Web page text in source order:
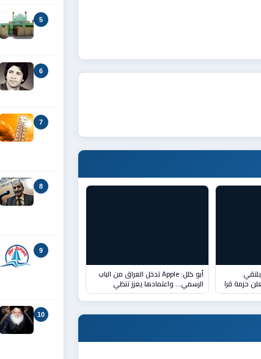
أبو كلل: Apple تدخل العراق من الباب
الرسمي... واعتمادها يعزز تنظي
5
6
7
8
9
10